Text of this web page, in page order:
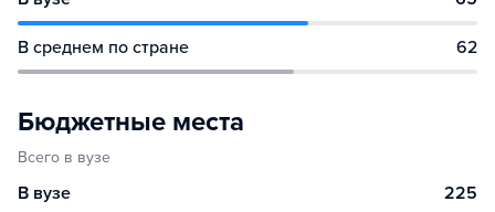
В среднем по стране 62
Бюджетные места
Всего в вузе
В вузе 225